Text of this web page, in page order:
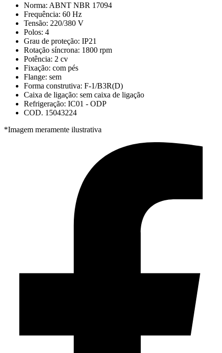
Norma: ABNT NBR 17094
Frequência: 60 Hz
Tensão: 220/380 V
Polos: 4
Grau de proteção: IP21
Rotação síncrona: 1800 rpm
Potência: 2 cv
Fixação: com pés
Flange: sem
Forma construtiva: F-1/B3R(D)
Caixa de ligação: sem caixa de ligação
Refrigeração: IC01 - ODP
COD. 15043224
*Imagem meramente ilustrativa